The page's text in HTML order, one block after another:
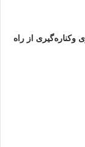
وکناره‌گیری از راه